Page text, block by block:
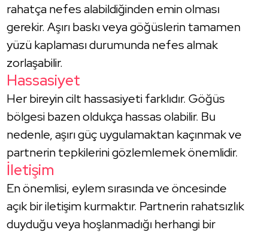
rahatça nefes alabildiğinden emin olması
gerekir. Aşırı baskı veya göğüslerin tamamen
yüzü kaplaması durumunda nefes almak
zorlaşabilir.
Hassasiyet
Her bireyin cilt hassasiyeti farklıdır. Göğüs
bölgesi bazen oldukça hassas olabilir. Bu
nedenle, aşırı güç uygulamaktan kaçınmak ve
partnerin tepkilerini gözlemlemek önemlidir.
İletişim
En önemlisi, eylem sırasında ve öncesinde
açık bir iletişim kurmaktır. Partnerin rahatsızlık
duyduğu veya hoşlanmadığı herhangi bir